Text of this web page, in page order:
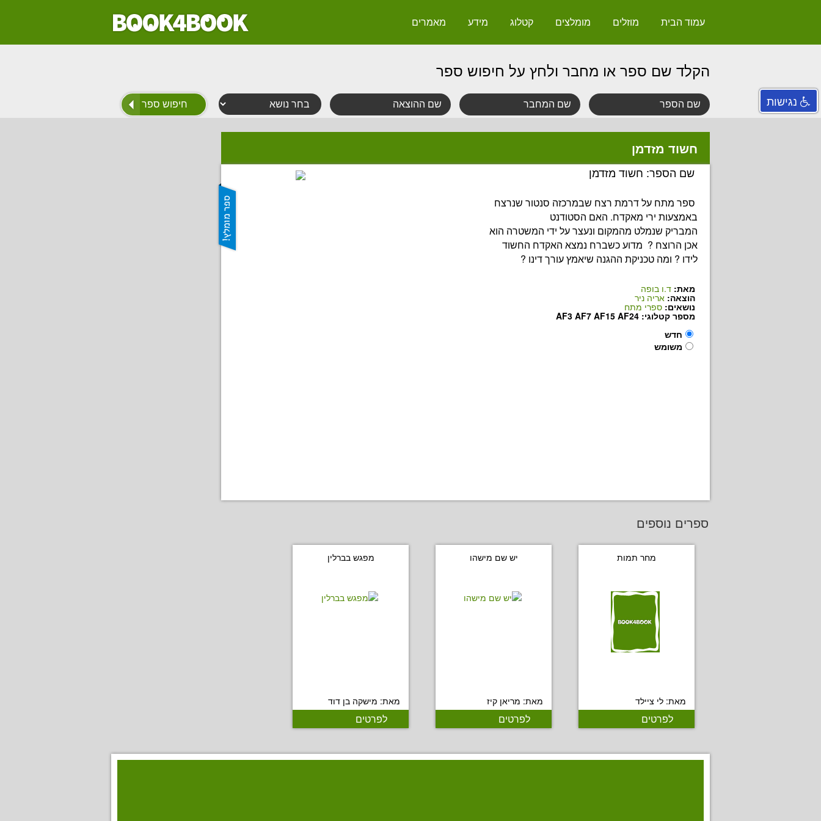
עמוד הבית מוזלים מומלצים קטלוג מידע מאמרים
הקלד שם ספר או מחבר ולחץ על חיפוש ספר
חשוד מזדמן
שם הספר: חשוד מזדמן
ספר מתח על דרמת רצח שבמרכזה סנטור שנרצח
באמצעות ירי מאקדח. האם הסטודנט
המבריק שנמלט מהמקום ונעצר על ידי המשטרה הוא
אכן הרוצח ? מדוע כשברח נמצא האקדח החשוד
לידו ? ומה טכניקת ההגנה שיאמץ עורך דינו ?
מאת: ד.ו בופה
הוצאה: אריה ניר
נושאים: ספרי מתח
מספר קטלוגי: AF3 AF7 AF15 AF24
חדש
משומש
ספרים נוספים
מחר תמות
מאת: לי ציילד
לפרטים
יש שם מישהו
מאת: מריאן קיז
לפרטים
מפגש בברלין
מאת: מישקה בן דוד
לפרטים
נגישות